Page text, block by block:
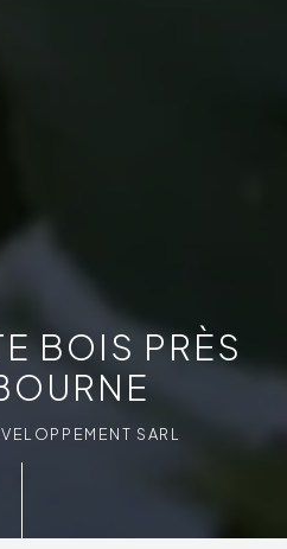
BOIS PRÈS
SARL